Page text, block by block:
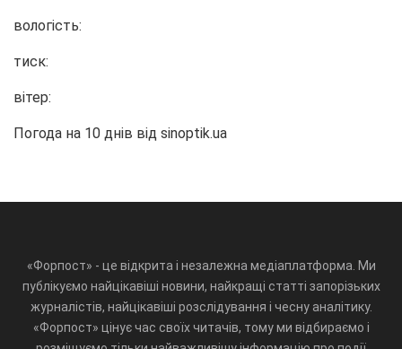
вологість:
тиск:
вітер:
Погода на 10 днів від sinoptik.ua
«Форпост» - це відкрита і незалежна медіаплатформа. Ми
публікуємо найцікавіші новини, найкращі статті запорізьких
журналістів, найцікавіші розслідування і чесну аналітику.
«Форпост» цінує час своїх читачів, тому ми відбираємо і